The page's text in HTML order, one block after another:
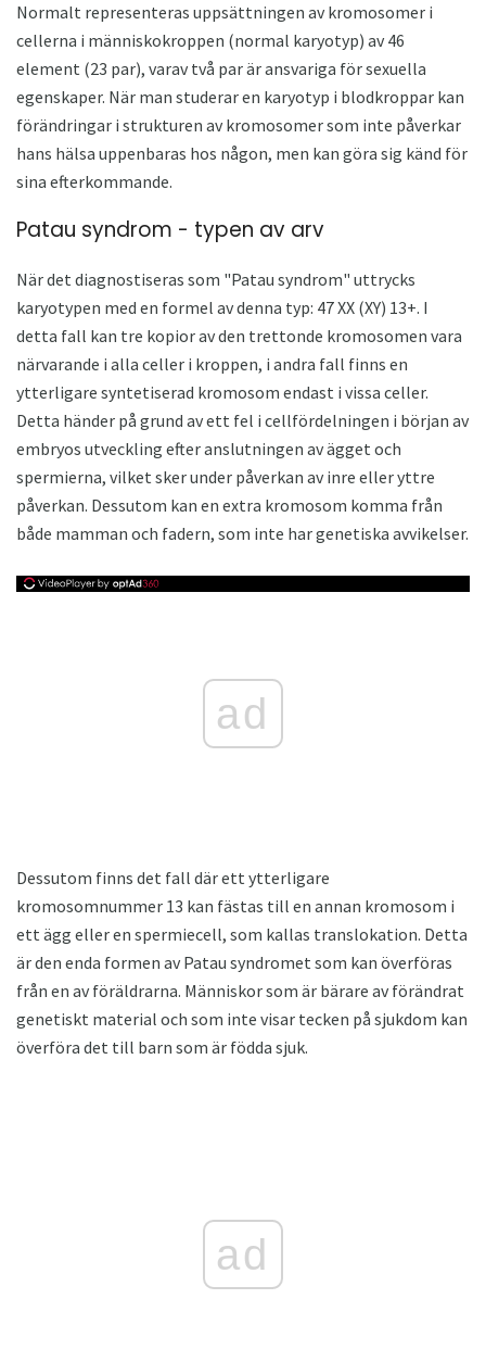
Normalt representeras uppsättningen av kromosomer i
cellerna i människokroppen (normal karyotyp) av 46
element (23 par), varav två par är ansvariga för sexuella
egenskaper. När man studerar en karyotyp i blodkroppar kan
förändringar i strukturen av kromosomer som inte påverkar
hans hälsa uppenbaras hos någon, men kan göra sig känd för
sina efterkommande.
Patau syndrom - typen av arv
När det diagnostiseras som "Patau syndrom" uttrycks
karyotypen med en formel av denna typ: 47 XX (XY) 13+. I
detta fall kan tre kopior av den trettonde kromosomen vara
närvarande i alla celler i kroppen, i andra fall finns en
ytterligare syntetiserad kromosom endast i vissa celler.
Detta händer på grund av ett fel i cellfördelningen i början av
embryos utveckling efter anslutningen av ägget och
spermierna, vilket sker under påverkan av inre eller yttre
påverkan. Dessutom kan en extra kromosom komma från
både mamman och fadern, som inte har genetiska avvikelser.
ad
Dessutom finns det fall där ett ytterligare
kromosomnummer 13 kan fästas till en annan kromosom i
ett ägg eller en spermiecell, som kallas translokation. Detta
är den enda formen av Patau syndromet som kan överföras
från en av föräldrarna. Människor som är bärare av förändrat
genetiskt material och som inte visar tecken på sjukdom kan
överföra det till barn som är födda sjuk.
ad